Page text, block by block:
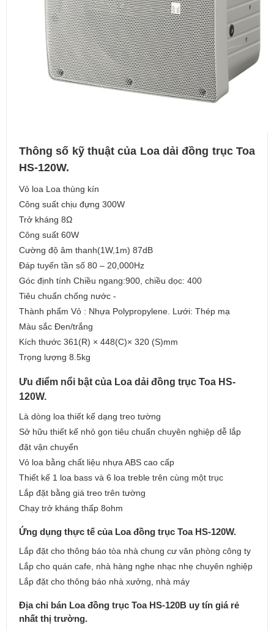
Thông số kỹ thuật của Loa dải đồng trục Toa
HS-120W.
Vỏ loa Loa thùng kín
Công suất chịu đựng 300W
Trở kháng 8Ω
Công suất 60W
Cường độ âm thanh(1W,1m) 87dB
Đáp tuyến tần số 80 – 20,000Hz
Góc định tính Chiều ngang:900, chiều dọc: 400
Tiêu chuẩn chống nước -
Thành phẩm Vỏ : Nhựa Polypropylene. Lưới: Thép mạ
Màu sắc Đen/trắng
Kích thước 361(R) × 448(C)× 320 (S)mm
Trọng lượng 8.5kg
Ưu điểm nổi bật của Loa dải đồng trục Toa HS-
120W.
Là dòng loa thiết kế dạng treo tường
Sở hữu thiết kế nhỏ gọn tiêu chuẩn chuyên nghiệp dễ lắp
đặt vận chuyển
Vỏ loa bằng chất liệu nhựa ABS cao cấp
Thiết kế 1 loa bass và 6 loa treble trên cùng một trục
Lắp đặt bằng giá treo trên tường
Chạy trở kháng thấp 8ohm
Ứng dụng thực tế của Loa đồng trục Toa HS-120W.
Lắp đặt cho thông báo tòa nhà chung cư văn phòng công ty
Lắp cho quán cafe, nhà hàng nghe nhạc nhẹ chuyên nghiệp
Lắp đặt cho thông báo nhà xưởng, nhà máy
Địa chỉ bán Loa đồng trục Toa HS-120B uy tín giá rẻ
nhất thị trường.